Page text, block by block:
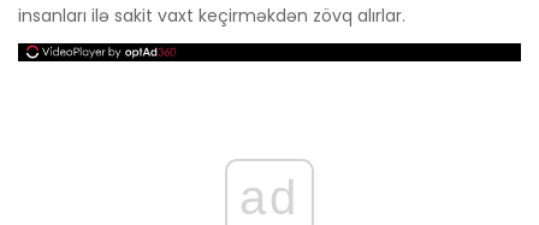
insanları ilə sakit vaxt keçirməkdən zövq alırlar.
ad